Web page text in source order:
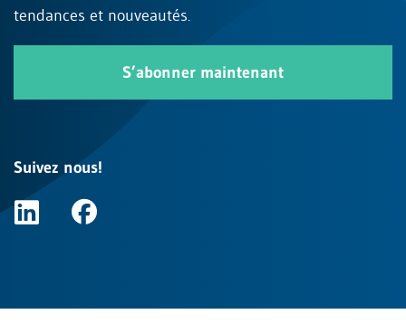
tendances et nouveautés.
S’abonner maintenant
Suivez nous!